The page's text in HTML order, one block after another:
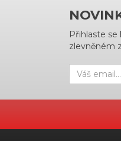
Přihlaste
zlevněném